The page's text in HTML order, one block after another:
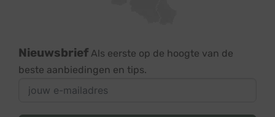
Nieuwsbrief Als eerste op de hoogte van de
beste aanbiedingen en tips.